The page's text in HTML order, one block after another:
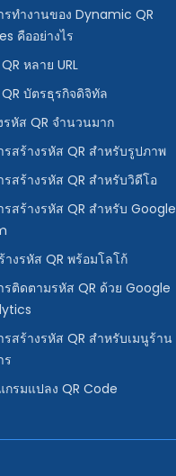
รทำงานของ Dynamic QR
คืออย่างไร
หลาย URL
บัตรธุรกิจดิจิทัล
รหัส QR จำนวนมาก
รสร้างรหัส QR สำหรับรูปภาพ
รสร้างรหัส QR สำหรับวิดีโอ
รสร้างรหัส QR สำหรับ Google
างรหัส QR พร้อมโลโก้
รติดตามรหัส QR ด้วย Google
รสร้างรหัส QR สำหรับเมนูร้าน
ร
กรมแปลง QR Code